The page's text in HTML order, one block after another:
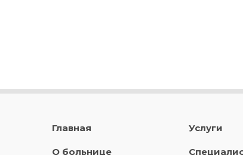
Главная
О больнице
Услуги